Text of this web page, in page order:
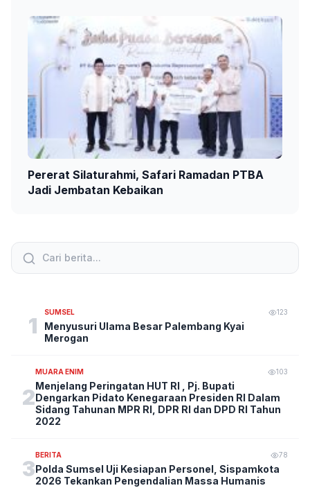
Pererat Silaturahmi, Safari Ramadan PTBA
Jadi Jembatan Kebaikan
1
SUMSEL 123
Menyusuri Ulama Besar Palembang Kyai
Merogan
2
MUARA ENIM 103
Menjelang Peringatan HUT RI , Pj. Bupati
Dengarkan Pidato Kenegaraan Presiden RI Dalam
Sidang Tahunan MPR RI, DPR RI dan DPD RI Tahun
2022
3
BERITA 78
Polda Sumsel Uji Kesiapan Personel, Sispamkota
2026 Tekankan Pengendalian Massa Humanis